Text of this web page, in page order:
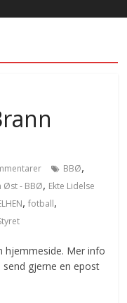
BBØ,
Øst - BBØ, Ekte Lidelse
,fotball,
hjemmeside. Mer info
gjerne en epost